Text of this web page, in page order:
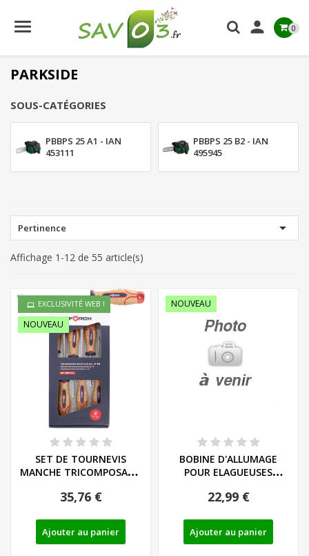
 0
PARKSIDE
SOUS-CATÉGORIES
PBBPS 25 A1 - IAN
453111
PBBPS 25 B2 - IAN
495945
Pertinence 
Affichage 1-12 de 55 article(s)
EXCLUSIVITÉ WEB !
NOUVEAU
SET DE TOURNEVIS
MANCHE TRICOMPOSANT
35,76 €
Ajouter au panier
NOUVEAU
BOBINE D'ALLUMAGE
POUR ELAGUEUSES
22,99 €
Ajouter au panier